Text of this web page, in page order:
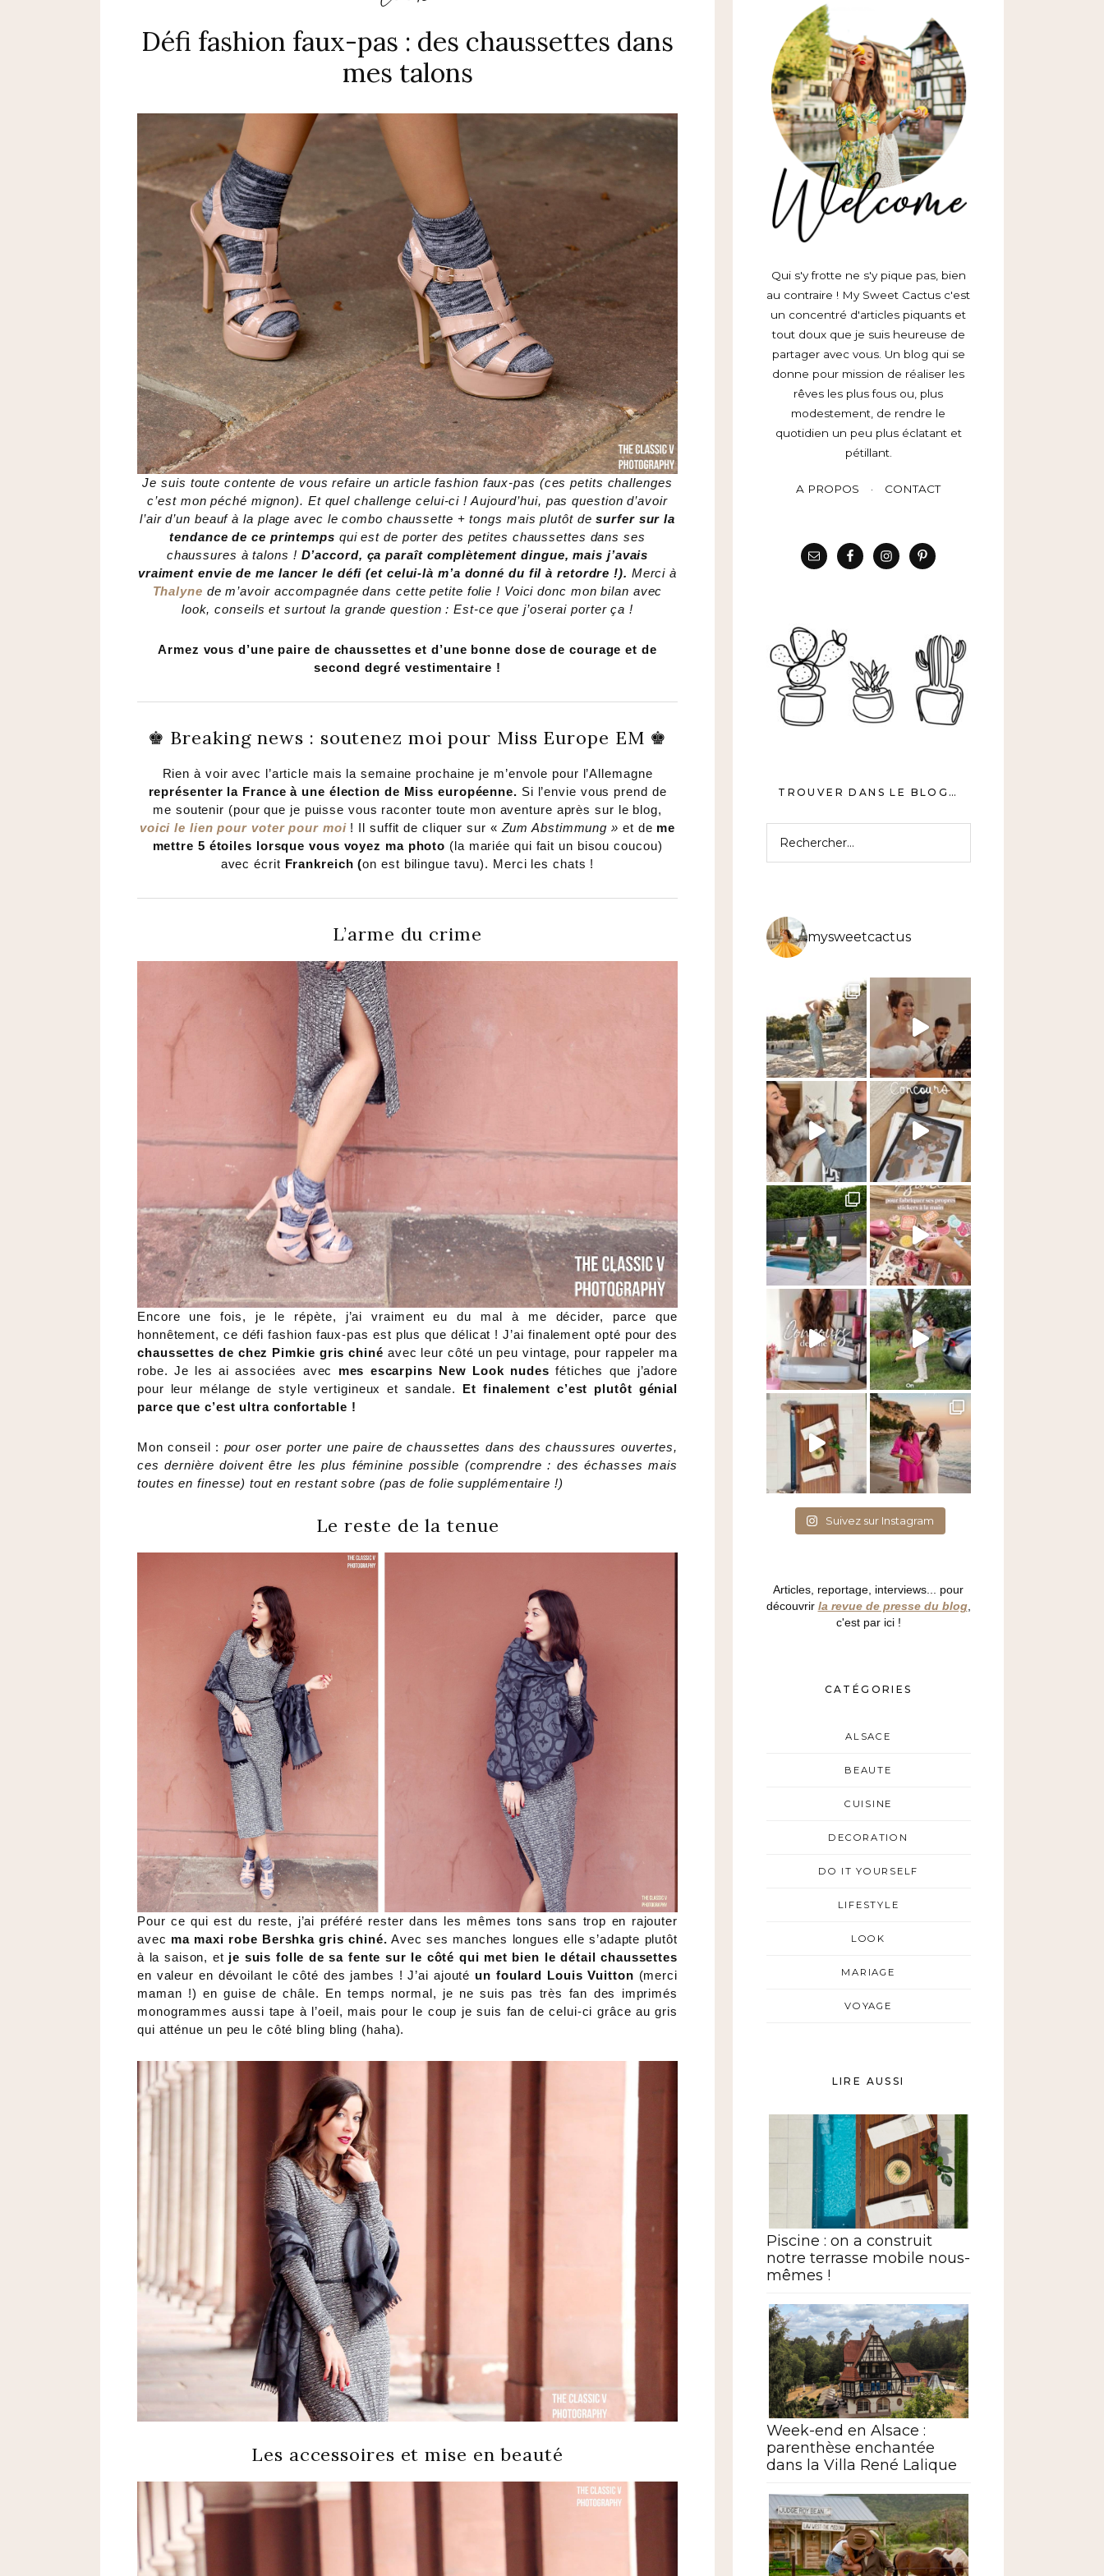
Défi fashion faux-pas : des chaussettes dans
mes talons
Je suis toute contente de vous refaire un article fashion faux-pas (ces petits challenges
c’est mon péché mignon). Et quel challenge celui-ci ! Aujourd’hui, pas question d’avoir
l’air d’un beauf à la plage avec le combo chaussette + tongs mais plutôt desurfer sur la
tendance de ce printemps qui est de porter des petites chaussettes dans ses
chaussures à talons ! D’accord, ça paraît complètement dingue, mais j’avais
vraiment envie de me lancer le défi (et celui-là m’a donné du fil à retordre !). Merci à
Thalyne de m’avoir accompagnée dans cette petite folie ! Voici donc mon bilan avec
look, conseils et surtout la grande question : Est-ce que j’oserai porter ça !
Armez vous d’une paire de chaussettes et d’une bonne dose de courage et de
second degré vestimentaire !
♚ Breaking news : soutenez moi pour Miss Europe EM ♚
Rien à voir avec l’article mais la semaine prochaine je m’envole pour l’Allemagne
représenter la France à une élection de Miss européenne. Si l’envie vous prend de
me soutenir (pour que je puisse vous raconter toute mon aventure après sur le blog,
voici le lien pour voter pour moi ! Il suffit de cliquer sur « Zum Abstimmung » et de me
mettre 5 étoiles lorsque vous voyez ma photo (la mariée qui fait un bisou coucou)
avec écrit Frankreich (on est bilingue tavu). Merci les chats !
L’arme du crime
Encore une fois, je le répète, j’ai vraiment eu du mal à me décider, parce que
honnêtement, ce défi fashion faux-pas est plus que délicat ! J’ai finalement opté pour des
chaussettes de chez Pimkie gris chiné avec leur côté un peu vintage, pour rappeler ma
robe. Je les ai associées avec mes escarpins New Look nudesfétiches que j’adore
pour leur mélange de style vertigineux et sandale. Et finalement c’est plutôt génial
parce que c’est ultra confortable !
Mon conseil : pour oser porter une paire de chaussettes dans des chaussures ouvertes,
ces dernière doivent être les plus féminine possible (comprendre : des échasses mais
toutes en finesse) tout en restant sobre (pas de folie supplémentaire !)
Le reste de la tenue
Pour ce qui est du reste, j’ai préféré rester dans les mêmes tons sans trop en rajouter
avec ma maxi robe Bershka gris chiné. Avec ses manches longues elle s’adapte plutôt
à la saison, et je suis folle de sa fente sur le côté qui met bien le détail chaussettes
en valeur en dévoilant le côté des jambes ! J’ai ajouté un foulard Louis Vuitton (merci
maman !) en guise de châle. En temps normal, je ne suis pas très fan des imprimés
monogrammes aussi tape à l’oeil, mais pour le coup je suis fan de celui-ci grâce au gris
qui atténue un peu le côté bling bling (haha).
Les accessoires et mise en beauté
Qui s'y frotte ne s'y pique pas, bien
au contraire ! My Sweet Cactus c'est
un concentré d'articles piquants et
tout doux que je suis heureuse de
partager avec vous. Un blog qui se
donne pour mission de réaliser les
rêves les plus fous ou, plus
modestement, de rendre le
quotidien un peu plus éclatant et
pétillant.
A PROPOS CONTACT
TROUVER DANS LE BLOG…
mysweetcactus
Suivez sur Instagram
Articles, reportage, interviews... pour
découvrir la revue de presse du blog,
c'est par ici !
CATÉGORIES
ALSACE
BEAUTE
CUISINE
DECORATION
DO IT YOURSELF
LIFESTYLE
LOOK
MARIAGE
VOYAGE
LIRE AUSSI
Piscine : on a construit
notre terrasse mobile nous-
mêmes !
Week-end en Alsace :
parenthèse enchantée
dans la Villa René Lalique